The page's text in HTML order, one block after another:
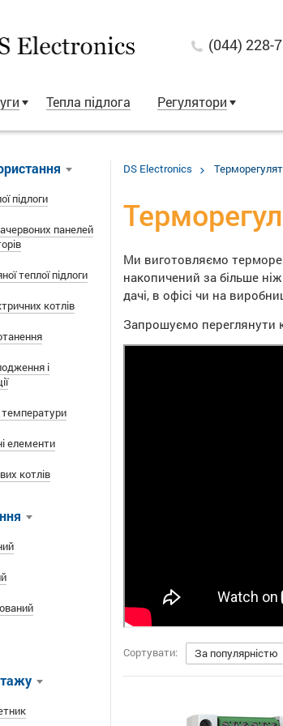
(044) 228-
Тепла підлога Регулятори
підлоги
панелей
теплої підлоги
котлів
і
елементи
котлів
DS Electronics
Ми виготовляємо
накопичений за більше
дачі, в офісі чи на
Запрошуємо переглянути
Сортувати: За популярністю